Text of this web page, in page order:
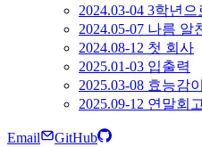
2024.03-04 3학년
2024.05-07 나름 알
2024.08-12 첫 회사
2025.01-03 입출력
2025.03-08 효능감
2025.09-12 연말회고
Email
GitHub